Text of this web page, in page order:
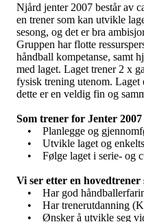
Njård jenter 2007 består av
en trener som kan utvikle
sesong, og det er bra
Gruppen har flotte
håndball kompetanse, samt
med laget. Laget trener 2 x
fysisk trening utenom. Laget
dette er en veldig fin og
Som trener for Jenter
• Planlegge og
• Utvikle laget og
• Følge laget i serie- og
Vi ser etter en hovedtrener
• Har god
• Har trenerutdanning
• Ønsker å utvikle seg